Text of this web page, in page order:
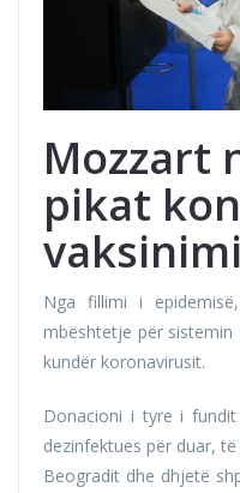
Mozzart
pikat
Nga fillimi i
mbështetje për sistemin
kundër koronavirusit.
Donacioni i tyre i
dezinfektues për duar,
Beogradit dhe dhjetë